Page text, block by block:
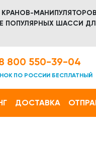
ПОПУЛЯРНЫХ ШАССИ
800 550-39-04
ПО РОССИИ БЕСПЛАТНЫЙ
ДОСТАВКА